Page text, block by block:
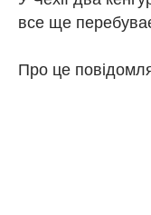
все ще
Про це